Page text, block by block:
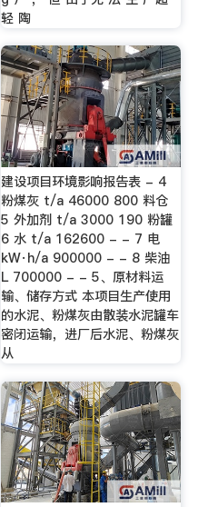
轻 陶
建设项目环境影响报告表 - 4
粉煤灰 t/a 46000 800 料仓
5 外加剂 t/a 3000 190 粉罐
6 水 t/a 162600 - - 7 电
kW·h/a 900000 - - 8 柴油
L 700000 - - 5、原材料运
输、储存方式 本项目生产使用
的水泥、粉煤灰由散装水泥罐车
密闭运输，进厂后水泥、粉煤灰
从